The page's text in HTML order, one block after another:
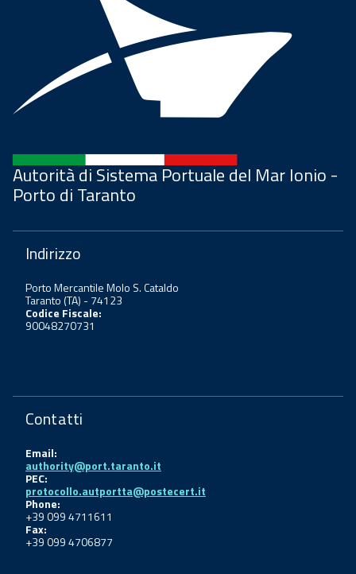
Autorità di Sistema Portuale del Mar Ionio -
Porto di Taranto
Indirizzo
Porto Mercantile Molo S. Cataldo
Taranto (TA) - 74123
Codice Fiscale:
90048270731
Contatti
Email:
authority@port.taranto.it
PEC:
protocollo.autportta@postecert.it
Phone:
+39 099 4711611
Fax:
+39 099 4706877